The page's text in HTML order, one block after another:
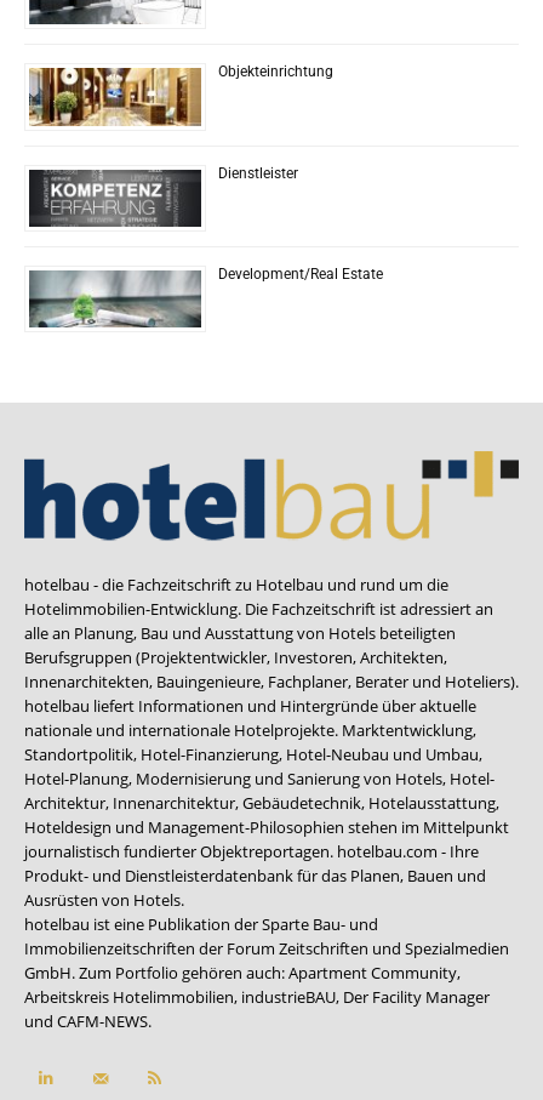
Objekteinrichtung
Dienstleister
Development/Real Estate
hotelbau - die Fachzeitschrift zu Hotelbau und rund um die
Hotelimmobilien-Entwicklung. Die Fachzeitschrift ist adressiert an
alle an Planung, Bau und Ausstattung von Hotels beteiligten
Berufsgruppen (Projektentwickler, Investoren, Architekten,
Innenarchitekten, Bauingenieure, Fachplaner, Berater und Hoteliers).
hotelbau liefert Informationen und Hintergründe über aktuelle
nationale und internationale Hotelprojekte. Marktentwicklung,
Standortpolitik, Hotel-Finanzierung, Hotel-Neubau und Umbau,
Hotel-Planung, Modernisierung und Sanierung von Hotels, Hotel-
Architektur, Innenarchitektur, Gebäudetechnik, Hotelausstattung,
Hoteldesign und Management-Philosophien stehen im Mittelpunkt
journalistisch fundierter Objektreportagen. hotelbau.com - Ihre
Produkt- und Dienstleisterdatenbank für das Planen, Bauen und
Ausrüsten von Hotels.
hotelbau ist eine Publikation der Sparte Bau- und
Immobilienzeitschriften der Forum Zeitschriften und Spezialmedien
GmbH. Zum Portfolio gehören auch:Apartment Community,
Arbeitskreis Hotelimmobilien, industrieBAU, Der Facility Manager
und CAFM-NEWS.